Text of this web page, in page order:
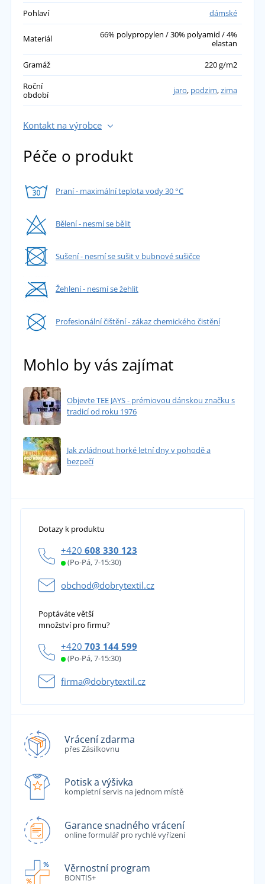
Pohlaví dámské
Materiál
66% polypropylen / 30% polyamid / 4%
elastan
Gramáž
220 g/m2
Roční
období
jaro, podzim,zima
Kontakt na výrobce
Péče o produkt
Praní - maximální teplota vody 30 °C
Bělení - nesmí se bělit
Sušení - nesmí se sušit v bubnové sušičce
Žehlení - nesmí se žehlit
Profesionální čištění - zákaz chemického čistění
Mohlo by vás zajímat
Objevte TEE JAYS - prémiovou dánskou značku s
tradicí od roku 1976
Jak zvládnout horké letní dny v pohodě a
bezpečí
Dotazy k produktu
+420 608 330 123
(Po-Pá, 7-15:30)
obchod@dobrytextil.cz
Poptáváte větší
množství pro firmu?
+420 703 144 599
(Po-Pá, 7-15:30)
firma@dobrytextil.cz
Vrácení zdarma
přes Zásilkovnu
Potisk a výšivka
kompletní servis na jednom místě
Garance snadného vrácení
online formulář pro rychlé vyřízení
Věrnostní program
BONTIS+